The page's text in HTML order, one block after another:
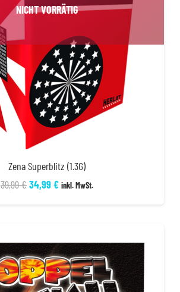
NICHT VORRÄTIG
Zena Superblitz (1.3G)
39,99€Ursprünglicher
34,99€Aktueller
inkl. MwSt.